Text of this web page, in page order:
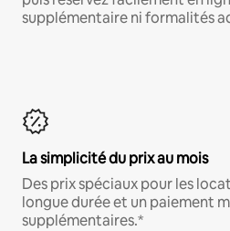
supplémentaire ni formalités
La simplicité du prix au mois
Des prix spéciaux pour les
longue durée et un paiement
supplémentaires.*